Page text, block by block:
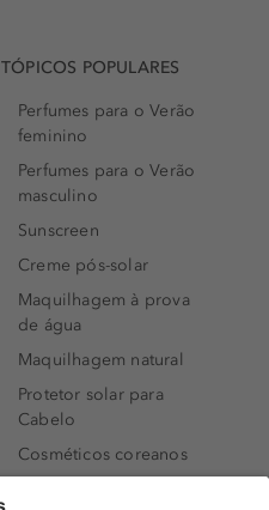
TÓPICOS POPULARES
Perfumes para o Verão
feminino
Perfumes para o Verão
masculino
Sunscreen
Creme pós-solar
Maquilhagem à prova
de água
Maquilhagem natural
Protetor solar para
Cabelo
Cosméticos coreanos